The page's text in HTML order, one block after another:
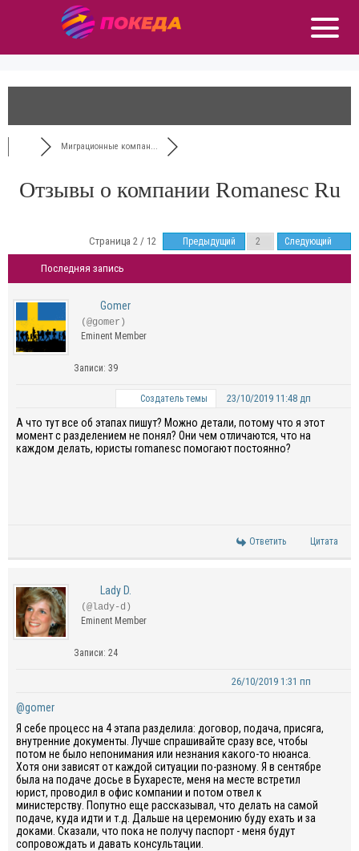
Миграционные компан...
Отзывы о компании Romanesc Ru
Страница 2 / 12 Предыдущий Следующий
Последняя запись
Gomer
(@gomer)
Eminent Member
Записи: 39
Создатель темы 23/10/2019 11:48 дп
А что тут все об этапах пишут? Можно детали, потому что я этот
момент с разделением не понял? Они чем отличаются, что на
каждом делать, юристы romanesс помогают постоянно?
Ответить Цитата
Lady D.
(@lady-d)
Eminent Member
Записи: 24
26/10/2019 1:31 пп
@gomer
Я себе процесс на 4 этапа разделила: договор, подача, присяга,
внутренние документы. Лучше спрашивайте сразу все, чтобы
потом не было непонимания или незнания какого-то нюанса.
Хотя они зависят от каждой ситуации по-разному. Я в сентябре
была на подаче досье в Бухаресте, меня на месте встретил
юрист, проводил в офис компании и потом отвел к
министерству. Попутно еще рассказывал, что делать на самой
подаче, куда идти и т.д. Дальше на церемонию буду ехать и за
доками. Сказали, что пока не получу паспорт - меня будут
сопровождать и давать консультации.